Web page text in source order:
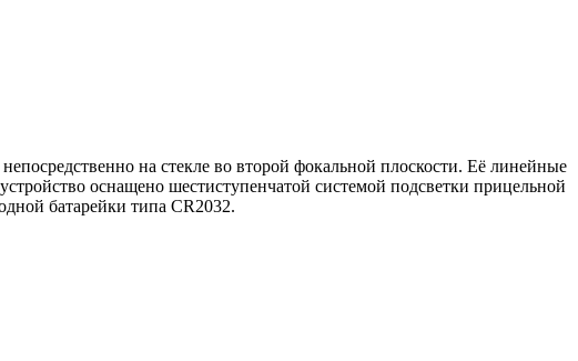
на стекле во второй фокальной плоскости. Её линейные
оснащено шестиступенчатой системой подсветки прицельной
батарейки типа CR2032.